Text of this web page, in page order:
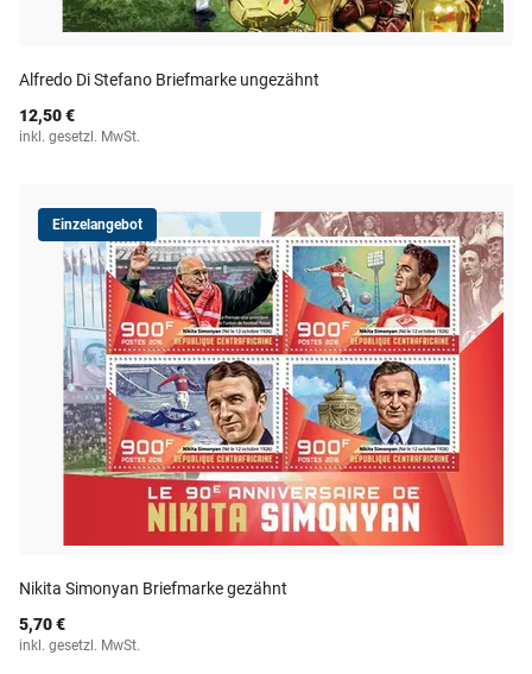
Alfredo Di Stefano Briefmarke ungezähnt
12,50 €
inkl. gesetzl. MwSt.
Einzelangebot
Nikita Simonyan Briefmarke gezähnt
5,70 €
inkl. gesetzl. MwSt.